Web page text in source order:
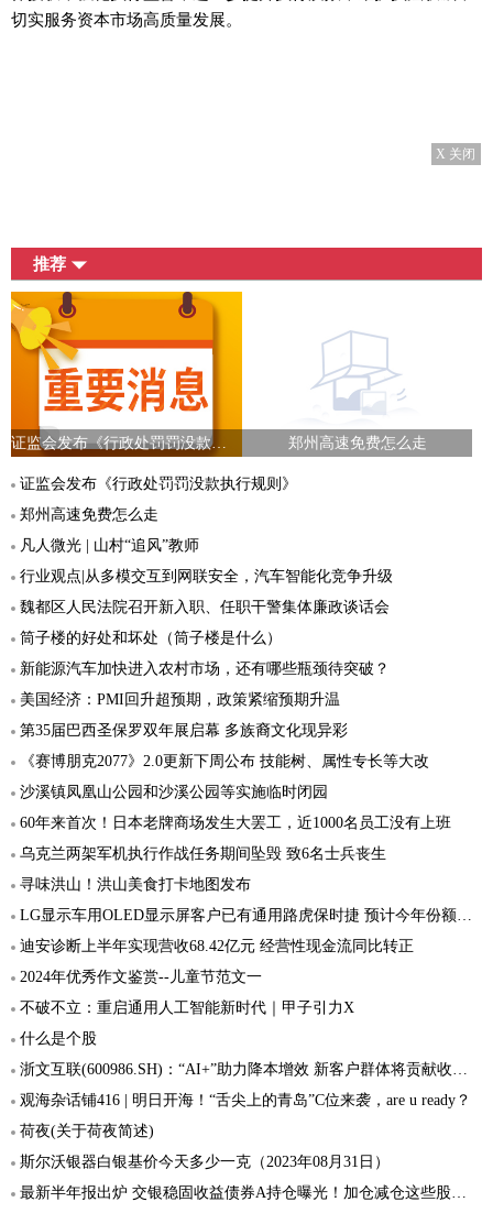
切实服务资本市场高质量发展。
X 关闭
推荐
证监会发布《行政处罚罚没款执行规则》 郑州高速免费怎么走
证监会发布《行政处罚罚没款执行规则》
郑州高速免费怎么走
凡人微光 | 山村“追风”教师
行业观点|从多模交互到网联安全，汽车智能化竞争升级
魏都区人民法院召开新入职、任职干警集体廉政谈话会
筒子楼的好处和坏处（筒子楼是什么）
新能源汽车加快进入农村市场，还有哪些瓶颈待突破？
美国经济：PMI回升超预期，政策紧缩预期升温
第35届巴西圣保罗双年展启幕 多族裔文化现异彩
《赛博朋克2077》2.0更新下周公布 技能树、属性专长等大改
沙溪镇凤凰山公园和沙溪公园等实施临时闭园
60年来首次！日本老牌商场发生大罢工，近1000名员工没有上班
乌克兰两架军机执行作战任务期间坠毁 致6名士兵丧生
寻味洪山！洪山美食打卡地图发布
LG显示车用OLED显示屏客户已有通用路虎保时捷 预计今年份额超6成
迪安诊断上半年实现营收68.42亿元 经营性现金流同比转正
2024年优秀作文鉴赏--儿童节范文一
不破不立：重启通用人工智能新时代｜甲子引力X
什么是个股
浙文互联(600986.SH)：“AI+”助力降本增效 新客户群体将贡献收入增量
观海杂话铺416 | 明日开海！“舌尖上的青岛”C位来袭，are u ready？
荷夜(关于荷夜简述)
斯尔沃银器白银基价今天多少一克（2023年08月31日）
最新半年报出炉 交银稳固收益债券A持仓曝光！加仓减仓这些股…